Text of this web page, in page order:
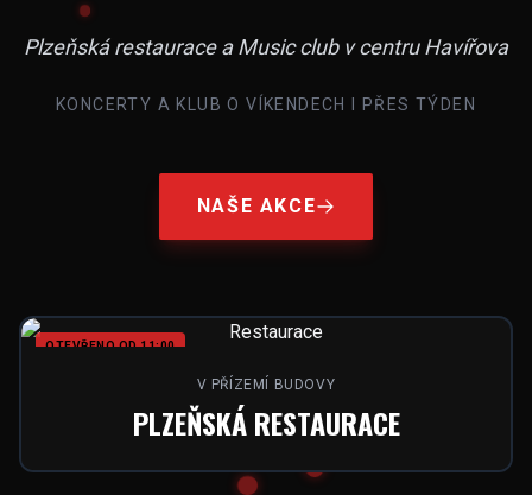
Plzeňská restaurace a Music club v centru Havířova
KONCERTY A KLUB O VÍKENDECH I PŘES TÝDEN
NAŠE AKCE
OTEVŘENO OD 11:00
V PŘÍZEMÍ BUDOVY
PLZEŇSKÁ RESTAURACE